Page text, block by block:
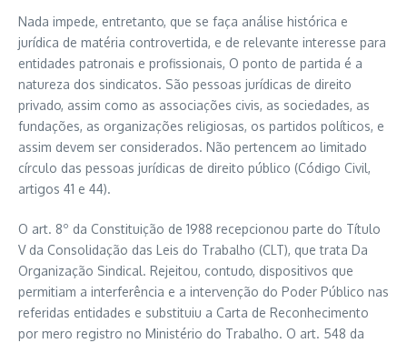
Nada impede, entretanto, que se faça análise histórica e
jurídica de matéria controvertida, e de relevante interesse para
entidades patronais e profissionais, O ponto de partida é a
natureza dos sindicatos. São pessoas jurídicas de direito
privado, assim como as associações civis, as sociedades, as
fundações, as organizações religiosas, os partidos políticos, e
assim devem ser considerados. Não pertencem ao limitado
círculo das pessoas jurídicas de direito público (Código Civil,
artigos 41 e 44).
O art. 8º da Constituição de 1988 recepcionou parte do Título
V da Consolidação das Leis do Trabalho (CLT), que trata Da
Organização Sindical. Rejeitou, contudo, dispositivos que
permitiam a interferência e a intervenção do Poder Público nas
referidas entidades e substituiu a Carta de Reconhecimento
por mero registro no Ministério do Trabalho. O art. 548 da